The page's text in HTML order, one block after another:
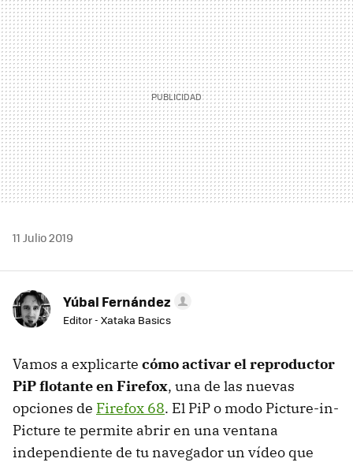
MAIL
11 Julio 2019
Yúbal Fernández
Editor - Xataka Basics
Vamos a explicarte cómo activar el reproductor
PiP flotante en Firefox, una de las nuevas
opciones de Firefox 68. El PiP o modo Picture-in-
Picture te permite abrir en una ventana
independiente de tu navegador un vídeo que